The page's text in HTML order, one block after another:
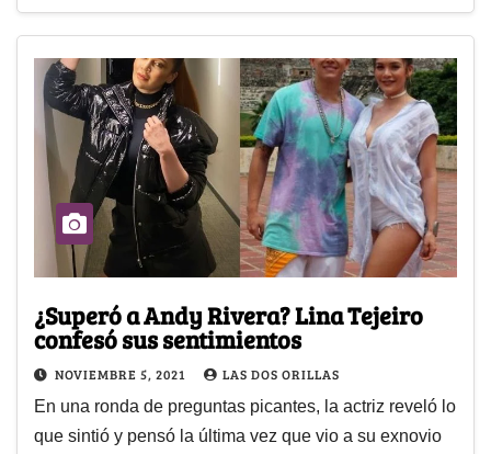
¿Superó a Andy Rivera? Lina Tejeiro
confesó sus sentimientos
NOVIEMBRE 5, 2021 LAS DOS ORILLAS
En una ronda de preguntas picantes, la actriz reveló lo
que sintió y pensó la última vez que vio a su exnovio